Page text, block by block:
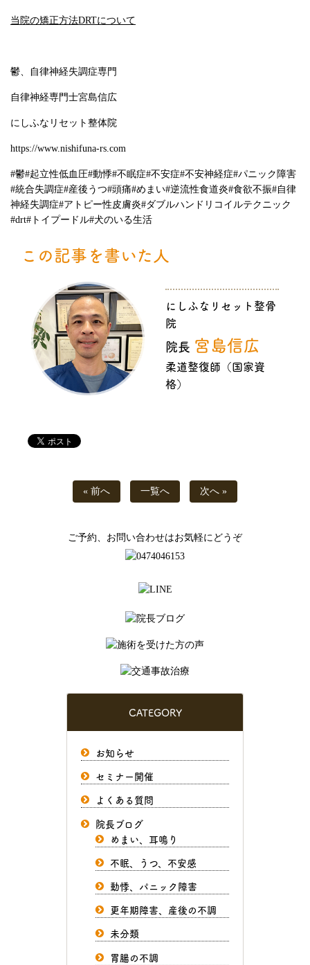
当院の矯正方法DRTについて
鬱、自律神経失調症専門
自律神経専門士宮島信広
にしふなリセット整体院
https://www.nishifuna-rs.com
#鬱#起立性低血圧#動悸#不眠症#不安症#不安神経症#パニック障害
#統合失調症#産後うつ#頭痛#めまい#逆流性食道炎#食欲不振#自律
神経失調症#アトピー性皮膚炎#ダブルハンドリコイルテクニック
#drt# トイプードル#犬のいる生活
この記事を書いた人
にしふなリセット整骨
院
院長 宮島信広
柔道整復師（国家資
格）
« 前へ 一覧へ 次へ »
ご予約、お問い合わせはお気軽にどうぞ
CATEGORY
お知らせ
セミナー開催
よくある質問
院長ブログ
めまい、耳鳴り
不眠、うつ、不安感
動悸、パニック障害
更年期障害、産後の不調
未分類
胃腸の不調